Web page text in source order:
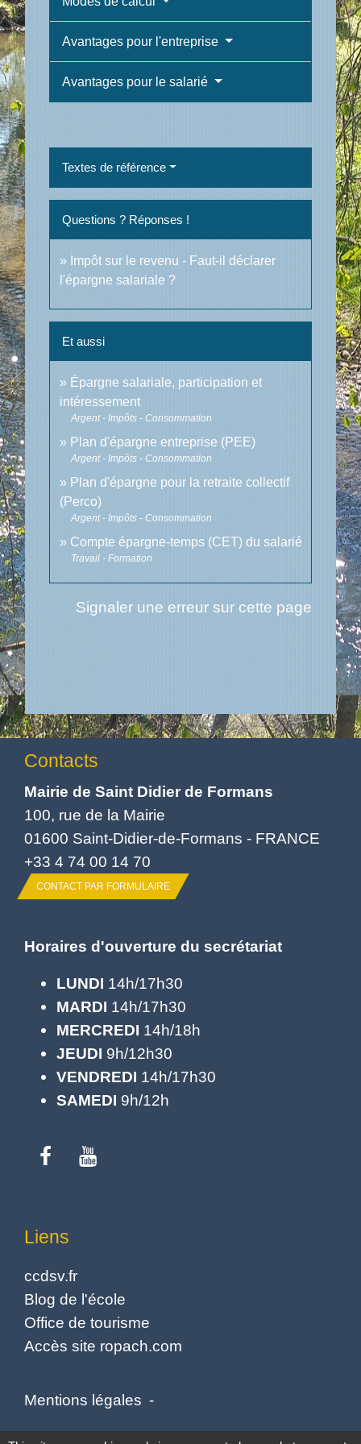
Avantages pour l'entreprise
Avantages pour le salarié
Textes de référence
Questions ? Réponses !
Impôt sur le revenu - Faut-il déclarer
l'épargne salariale ?
Et aussi
Épargne salariale, participation et
intéressement
Argent - Impôts - Consommation
Plan d'épargne entreprise (PEE)
Argent - Impôts - Consommation
Plan d'épargne pour la retraite collectif
(Perco)
Argent - Impôts - Consommation
Compte épargne-temps (CET) du salarié
Travail - Formation
Signaler une erreur sur cette page
Contacts
Mairie de Saint Didier de Formans
100, rue de la Mairie
01600 Saint-Didier-de-Formans - FRANCE
+33 4 74 00 14 70
CONTACT PAR FORMULAIRE
Horaires d'ouverture du secrétariat
LUNDI 14h/17h30
MARDI 14h/17h30
MERCREDI 14h/18h
JEUDI 9h/12h30
VENDREDI 14h/17h30
SAMEDI 9h/12h
Liens
ccdsv.fr
Blog de l'école
Office de tourisme
Accès site ropach.com
Mentions légales -
Politique de confidentialité - Accessibilité -